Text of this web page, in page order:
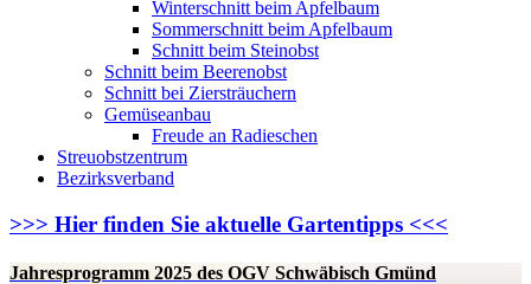
Winterschnitt beim Apfelbaum
Sommerschnitt beim Apfelbaum
Schnitt beim Steinobst
Schnitt beim Beerenobst
Schnitt bei Ziersträuchern
Gemüseanbau
Freude an Radieschen
Streuobstzentrum
Bezirksverband
>>> Hier finden Sie aktuelle Gartentipps <<<
Jahresprogramm 2025 des OGV Schwäbisch Gmünd